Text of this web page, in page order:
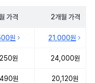
가격 2개월 가격
원 21,000원
원 24,000원
원 20,120원